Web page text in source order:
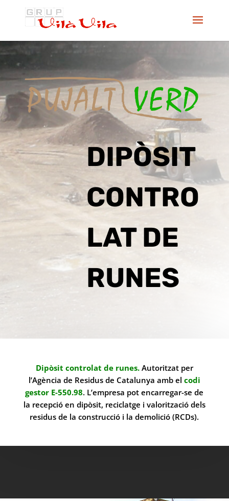
DIPÒSIT
CONTRO
LAT DE
RUNES
Dipòsit controlat de runes.Autoritzat per
l’Agència de Residus de Catalunya amb el codi
gestor E-550.98. L’empresa pot encarregar-se de
la recepció en dipòsit, reciclatge i valorització dels
residus de la construcció i la demolició (RCDs).